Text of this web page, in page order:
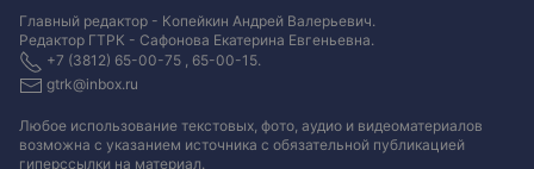
Главный редактор - Копейкин Андрей Валерьевич.
Редактор ГТРК - Сафонова Екатерина Евгеньевна.
+7 (3812) 65-00-75 , 65-00-15.
gtrk@inbox.ru
Любое использование текстовых, фото, аудио и видеоматериалов
возможна с указанием источника с обязательной публикацией
гиперссылки на материал.